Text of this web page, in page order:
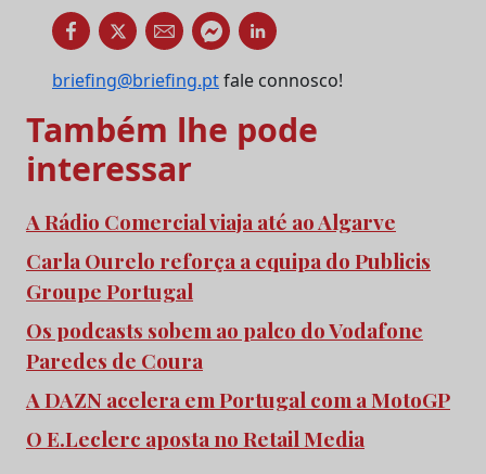
briefing@briefing.ptfale connosco!
Também lhe pode
interessar
A Rádio Comercial viaja até ao Algarve
Carla Ourelo reforça a equipa do Publicis
Groupe Portugal
Os podcasts sobem ao palco do Vodafone
Paredes de Coura
A DAZN acelera em Portugal com a MotoGP
O E.Leclerc aposta no Retail Media